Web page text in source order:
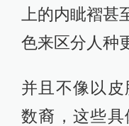
上的内眦褶
色来区分人种
并且不像以
数裔，这些